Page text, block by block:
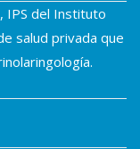
IPS del Instituto
salud privada que